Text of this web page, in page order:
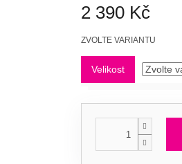
2 390 Kč
Měrná
ZVOLTE VARIANTU
Velikost